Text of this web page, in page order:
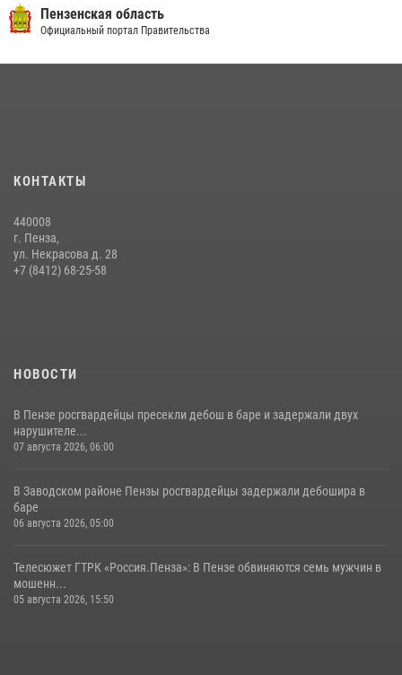
Пензенская область
Официальный портал Правительства
КОНТАКТЫ
440008
г. Пенза,
ул. Некрасова д. 28
+7 (8412) 68-25-58
НОВОСТИ
В Пензе росгвардейцы пресекли дебош в баре и задержали двух
нарушителе...
07 августа 2026, 06:00
В Заводском районе Пензы росгвардейцы задержали дебошира в
баре
06 августа 2026, 05:00
Телесюжет ГТРК «Россия.Пенза»: В Пензе обвиняются семь мужчин в
мошенн...
05 августа 2026, 15:50